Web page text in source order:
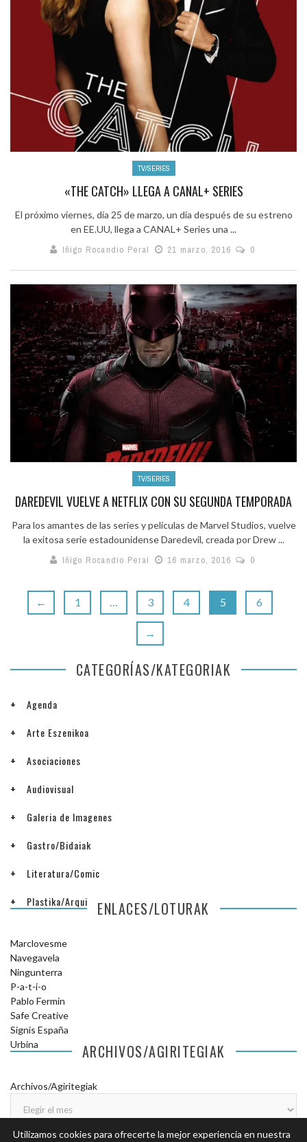
TV/SERIES
«THE CATCH» LLEGA A CANAL+ SERIES
El próximo viernes, día 25 de marzo, un día después de su estreno
en EE.UU, llega a CANAL+ Series una ...
Iñigo Rocandio Peral
21 marzo, 2016 0
TV/SERIES
DAREDEVIL VUELVE A NETFLIX CON SU SEGUNDA TEMPORADA
Para los amantes de las series y películas de Marvel Studios, vuelve
la exitosa serie estadounidense Daredevil, creada por Drew ...
Iñigo Rocandio Peral
16 marzo, 2016 0
← 1 3 4 5 6
→
CATEGORÍAS/KATEGORIAK
Agenda
Arte Eszenikoa
Asociaciones
Audiovisual
Galeria de Imagenes
Gastro/Bidaiak
Literatura/Comic
Plastika/ArquitecturaENLACES/LOTURAK
Marclovesme
Navegavela
Ningunterra
P-a-t-i-o
Pablo Fermin
Safe Creative
Signis España
Urbina
ARCHIVOS/AGIRITEGIAK
Archivos/Agiritegiak
Utilizamos cookies para ofrecerte la mejor experiencia en nuestra